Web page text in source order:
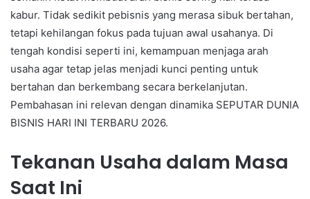
kabur. Tidak sedikit pebisnis yang merasa sibuk bertahan,
tetapi kehilangan fokus pada tujuan awal usahanya. Di
tengah kondisi seperti ini, kemampuan menjaga arah
usaha agar tetap jelas menjadi kunci penting untuk
bertahan dan berkembang secara berkelanjutan.
Pembahasan ini relevan dengan dinamika SEPUTAR DUNIA
BISNIS HARI INI TERBARU 2026.
Tekanan Usaha dalam Masa
Saat Ini